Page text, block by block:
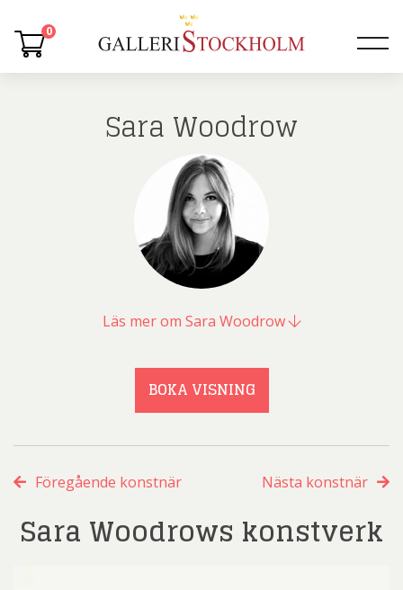
0
Sara Woodrow
Läs mer om Sara Woodrow
BOKA VISNING
Föregående konstnär Nästa konstnär
Sara Woodrows konstverk